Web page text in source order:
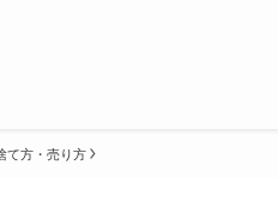
て方・売り方